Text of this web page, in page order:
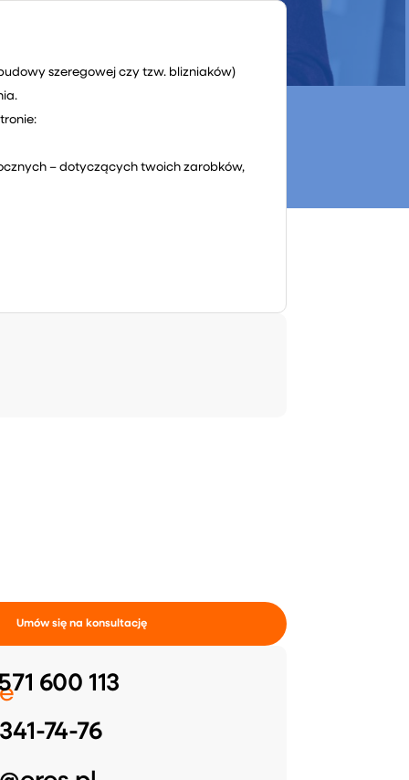
szeregowej czy tzw. blizniaków)
– dotyczących twoich zarobków,
Umów się na konsultację
600 113
74-76